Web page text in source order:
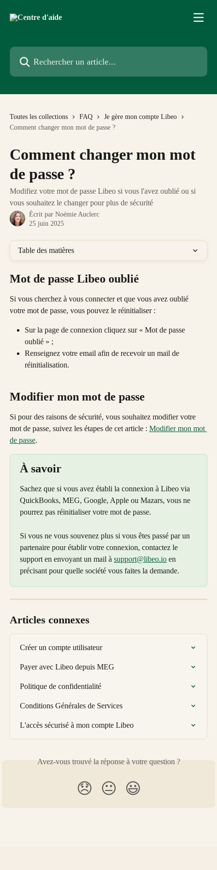
Rechercher un article...
Toutes les collections FAQ
Je gère mon compte Libeo
Comment changer mon mot de passe ?
Comment changer mon mot
de passe ?
Modifiez votre mot de passe Libeo si vous l'avez oublié ou si
vous souhaitez le changer pour plus de sécurité
Écrit par Noémie Auclerc
25 juin 2025
Table des matières
Mot de passe Libeo oublié
Si vous cherchez à vous connecter et que vous avez oublié
votre mot de passe, vous pouvez le réinitialiser :
Sur la page de connexion cliquez sur « Mot de passe
oublié » ;
Renseignez votre email afin de recevoir un mail de
réinitialisation.
Modifier mon mot de passe
Si pour des raisons de sécurité, vous souhaitez modifier votre
mot de passe, suivez les étapes de cet article : Modifier mon mot
de passe.
À savoir
Sachez que si vous avez établi la connexion à Libeo via
QuickBooks, MEG, Google, Apple ou Mazars, vous ne
pourrez pas réinitialiser votre mot de passe.
Si vous ne vous souvenez plus si vous êtes passé par un
partenaire pour établir votre connexion, contactez le
support en envoyant un mail à support@libeo.io en
précisant pour quelle société vous faites la demande.
Articles connexes
Créer un compte utilisateur
Payer avec Libeo depuis MEG
Politique de confidentialité
Conditions Générales de Services
L'accès sécurisé à mon compte Libeo
Avez-vous trouvé la réponse à votre question ?
😞 😐 😃